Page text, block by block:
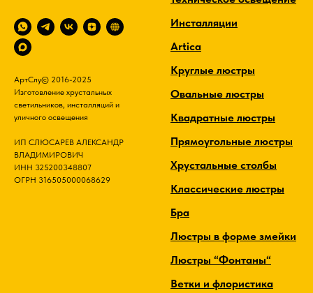
АртСлу© 2016-2025
Изготовление хрустальных
светильников, инсталляций и
уличного освещения
ИП СЛЮСАРЕВ АЛЕКСАНДР
ВЛАДИМИРОВИЧ
ИНН 325200348807
ОГРН 316505000068629
Инсталляции
Artica
Круглые люстры
Овальные люстры
Квадратные люстры
Прямоугольные люстры
Хрустальные столбы
Классические люстры
Бра
Люстры в форме змейки
Люстры “Фонтаны“
Ветки и флористика